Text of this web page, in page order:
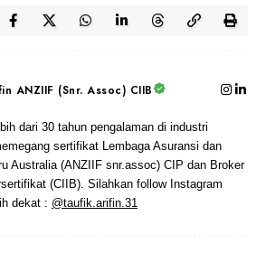
ANZIIF (Snr. Assoc) CIIB
dari 30 tahun pengalaman di industri
sertifikat Lembaga Asuransi dan
Australia (ANZIIF snr.assoc) CIP dan Broker
(CIIB). Silahkan follow Instagram
dekat : @taufik.arifin.31